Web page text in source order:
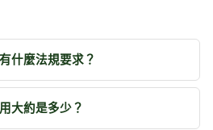
什麼法規要求？
大約是多少？